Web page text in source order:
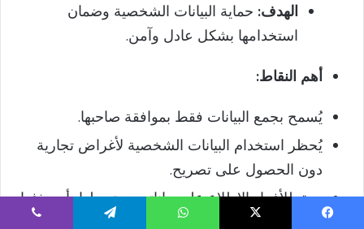
الهدف: حماية البيانات الشخصية وضمان
استخدامها بشكل عادل وآمن.
أهم النقاط:
يُسمح بجمع البيانات فقط بموافقة صاحبها.
يُحظر استخدام البيانات الشخصية لأغراض تجارية
دون الحصول على تصريح.
يحق للأفراد الاطلاع على بياناتهم، وتعديلها، أو حذفها
إذا لم تعد ضرورية.